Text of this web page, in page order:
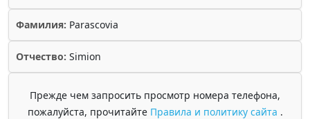
Фамилия: Parascovia
Отчество: Simion
Прежде чем запросить просмотр номера телефона,
пожалуйста, прочитайте Правила и политику сайта .